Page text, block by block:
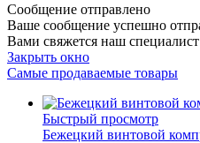
Сообщение отправлено
Ваше сообщение успешно
Вами свяжется наш специалист
Закрыть окно
Самые продаваемые товары
Быстрый просмотр
Бежецкий винтовой